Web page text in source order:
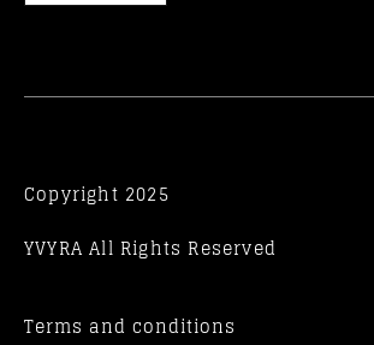
Copyright 2025
YVYRA All Rights Reserved
Terms and conditions